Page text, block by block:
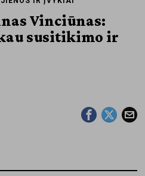
Vinciūnas:
susitikimo ir